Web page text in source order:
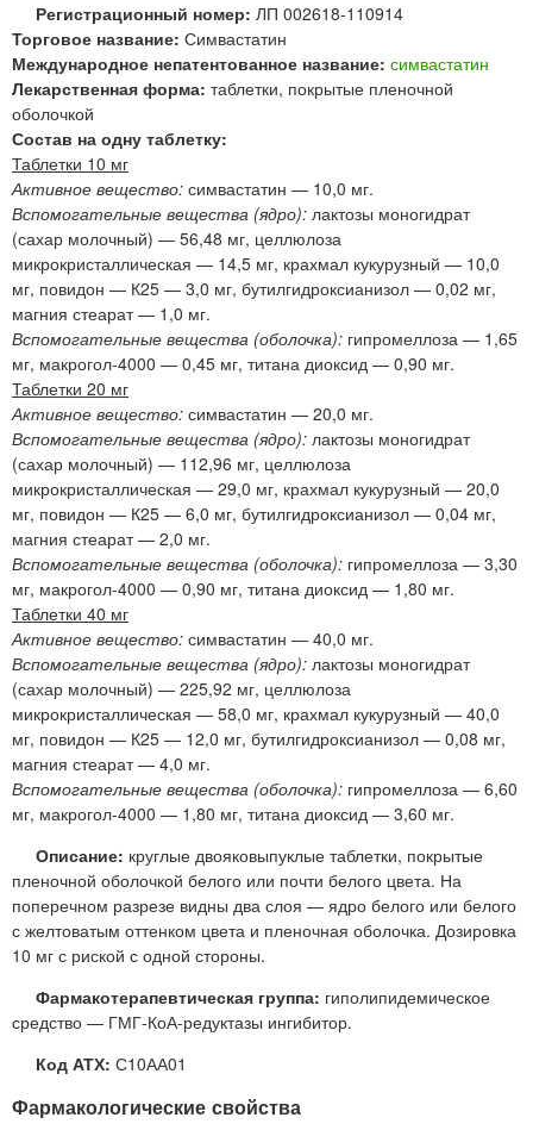
Регистрационный номер: ЛП 002618-110914
Торговое название: Симвастатин
Международное непатентованное название: симвастатин
Лекарственная форма: таблетки, покрытые пленочной
оболочкой
Состав на одну таблетку:
Таблетки 10 мг
Активное вещество: симвастатин — 10,0 мг.
Вспомогательные вещества (ядро): лактозы моногидрат
(сахар молочный) — 56,48 мг, целлюлоза
микрокристаллическая — 14,5 мг, крахмал кукурузный — 10,0
мг, повидон — К25 — 3,0 мг, бутилгидроксианизол — 0,02 мг,
магния стеарат — 1,0 мг.
Вспомогательные вещества (оболочка): гипромеллоза — 1,65
мг, макрогол-4000 — 0,45 мг, титана диоксид — 0,90 мг.
Таблетки 20 мг
Активное вещество: симвастатин — 20,0 мг.
Вспомогательные вещества (ядро): лактозы моногидрат
(сахар молочный) — 112,96 мг, целлюлоза
микрокристаллическая — 29,0 мг, крахмал кукурузный — 20,0
мг, повидон — К25 — 6,0 мг, бутилгидроксианизол — 0,04 мг,
магния стеарат — 2,0 мг.
Вспомогательные вещества (оболочка): гипромеллоза — 3,30
мг, макрогол-4000 — 0,90 мг, титана диоксид — 1,80 мг.
Таблетки 40 мг
Активное вещество: симвастатин — 40,0 мг.
Вспомогательные вещества (ядро): лактозы моногидрат
(сахар молочный) — 225,92 мг, целлюлоза
микрокристаллическая — 58,0 мг, крахмал кукурузный — 40,0
мг, повидон — К25 — 12,0 мг, бутилгидроксианизол — 0,08 мг,
магния стеарат — 4,0 мг.
Вспомогательные вещества (оболочка): гипромеллоза — 6,60
мг, макрогол-4000 — 1,80 мг, титана диоксид — 3,60 мг.
Описание: круглые двояковыпуклые таблетки, покрытые
пленочной оболочкой белого или почти белого цвета. На
поперечном разрезе видны два слоя — ядро белого или белого
с желтоватым оттенком цвета и пленочная оболочка. Дозировка
10 мг с риской с одной стороны.
Фармакотерапевтическая группа: гиполипидемическое
средство — ГМГ-КоА-редуктазы ингибитор.
Код АТХ: С10АА01
Фармакологические свойства